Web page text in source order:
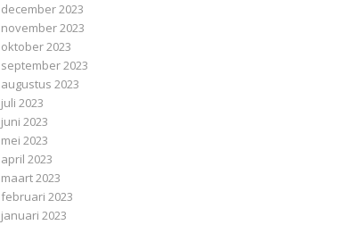
december 2023
november 2023
oktober 2023
september 2023
augustus 2023
juli 2023
juni 2023
mei 2023
april 2023
maart 2023
februari 2023
januari 2023